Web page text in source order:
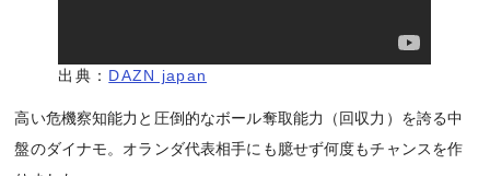
出典： DAZN japan
高い危機察知能力と圧倒的なボール奪取能力（回収力）を誇る中
盤のダイナモ。オランダ代表相手にも臆せず何度もチャンスを作